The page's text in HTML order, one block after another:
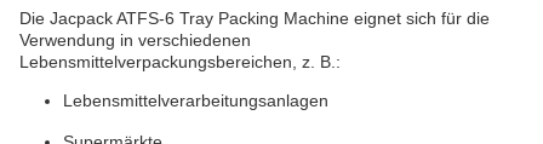
Die Jacpack ATFS-6 Tray Packing Machine eignet sich für die
Verwendung in verschiedenen
Lebensmittelverpackungsbereichen, z. B.:
Lebensmittelverarbeitungsanlagen